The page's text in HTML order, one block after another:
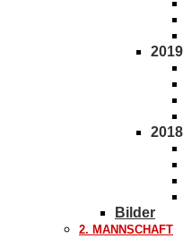
Bilder
2. MANNSCHAFT